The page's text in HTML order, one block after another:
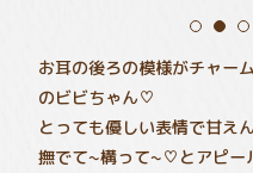
お耳の後ろの模様がチャー
のビビちゃん♡
とっても優しい表情で甘え
撫でて~構って~♡とアピー